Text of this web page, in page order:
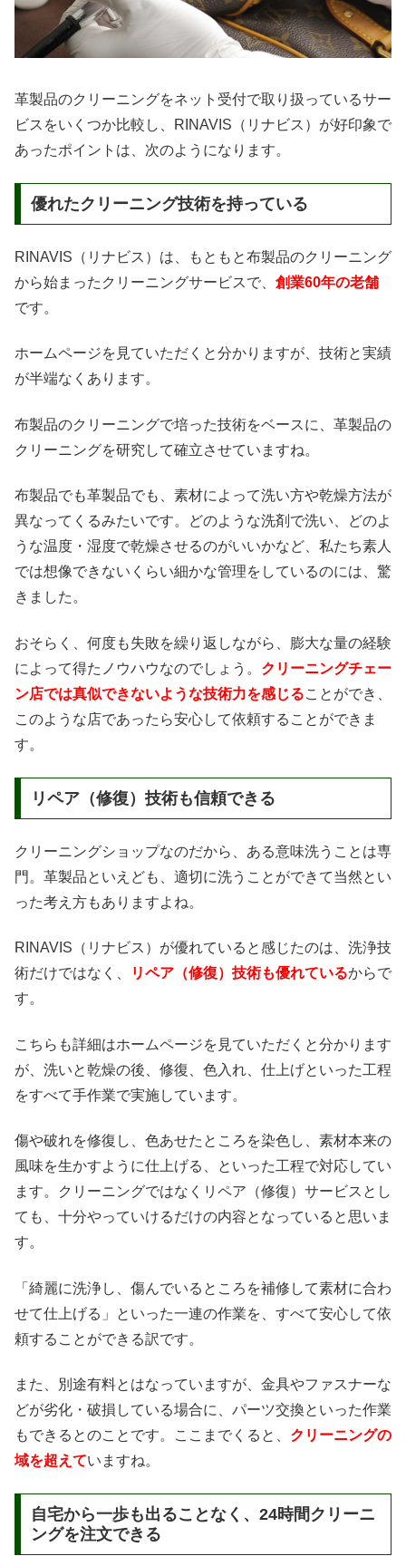
革製品のクリーニングをネット受付で取り扱っているサー
ビスをいくつか比較し、RINAVIS（リナビス）が好印象で
あったポイントは、次のようになります。
優れたクリーニング技術を持っている
RINAVIS（リナビス）は、もともと布製品のクリーニング
から始まったクリーニングサービスで、 創業60年の老舗
です。
ホームページを見ていただくと分かりますが、技術と実績
が半端なくあります。
布製品のクリーニングで培った技術をベースに、革製品の
クリーニングを研究して確立させていますね。
布製品でも革製品でも、素材によって洗い方や乾燥方法が
異なってくるみたいです。どのような洗剤で洗い、どのよ
うな温度・湿度で乾燥させるのがいいかなど、私たち素人
では想像できないくらい細かな管理をしているのには、驚
きました。
おそらく、何度も失敗を繰り返しながら、膨大な量の経験
によって得たノウハウなのでしょう。 クリーニングチェー
ン店では真似できないような技術力を感じることができ、
このような店であったら安心して依頼することができま
す。
リペア（修復）技術も信頼できる
クリーニングショップなのだから、ある意味洗うことは専
門。革製品といえども、適切に洗うことができて当然とい
った考え方もありますよね。
RINAVIS（リナビス）が優れていると感じたのは、洗浄技
術だけではなく、
リペア（修復）技術も優れているからで
す。
こちらも詳細はホームページを見ていただくと分かります
が、洗いと乾燥の後、修復、色入れ、仕上げといった工程
をすべて手作業で実施しています。
傷や破れを修復し、色あせたところを染色し、素材本来の
風味を生かすように仕上げる、といった工程で対応してい
ます。クリーニングではなくリペア（修復）サービスとし
ても、十分やっていけるだけの内容となっていると思いま
す。
「綺麗に洗浄し、傷んでいるところを補修して素材に合わ
せて仕上げる」といった一連の作業を、すべて安心して依
頼することができる訳です。
また、別途有料とはなっていますが、金具やファスナーな
どが劣化・破損している場合に、パーツ交換といった作業
もできるとのことです。ここまでくると、 クリーニングの
域を超えていますね。
自宅から一歩も出ることなく、24時間クリーニ
ングを注文できる